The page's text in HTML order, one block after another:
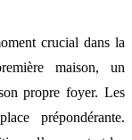
crucial dans la
maison, un
propre foyer. Les
prépondérante.